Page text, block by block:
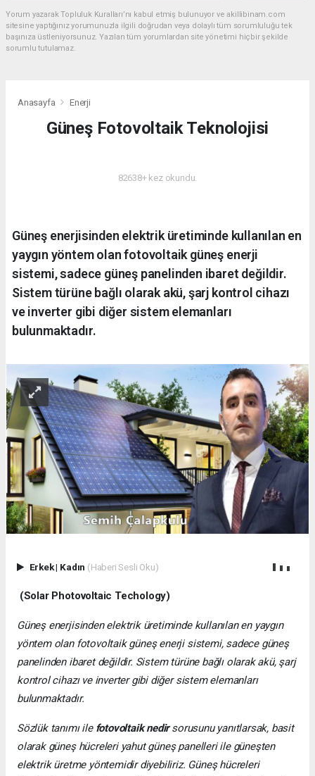
Yorum yazarak Topluluk Kuralları’nı kabul etmiş bulunuyor ve akillibinam.com
sitesine yaptığınız yorumunuzla ilgili doğrudan veya dolaylı tüm sorumluluğu tek
başınıza üstleniyorsunuz. Yazılan tüm yorumlardan site yönetimi hiçbir şekilde
sorumlu tutulamaz.
Anasayfa Enerji
Güneş Fotovoltaik Teknolojisi
82638+ kez okundu.
Güneş enerjisinden elektrik üretiminde kullanılan en
yaygın yöntem olan fotovoltaik güneş enerji
sistemi, sadece güneş panelinden ibaret değildir.
Sistem türüne bağlı olarak akü, şarj kontrol cihazı
ve inverter gibi diğer sistem elemanları
bulunmaktadır.
Erkek| Kadın (Haberi Sesli Oku)
(Solar Photovoltaic Techology)
Güneş enerjisinden elektrik üretiminde kullanılan en yaygın
yöntem olan fotovoltaik güneş enerji sistemi, sadece güneş
panelinden ibaret değildir. Sistem türüne bağlı olarak akü, şarj
kontrol cihazı ve inverter gibi diğer sistem elemanları
bulunmaktadır.
Sözlük tanımı ile fotovoltaik nedirsorusunu yanıtlarsak, basit
olarak güneş hücreleri yahut güneş panelleri ile güneşten
elektrik üretme yöntemidir diyebiliriz. Güneş hücreleri